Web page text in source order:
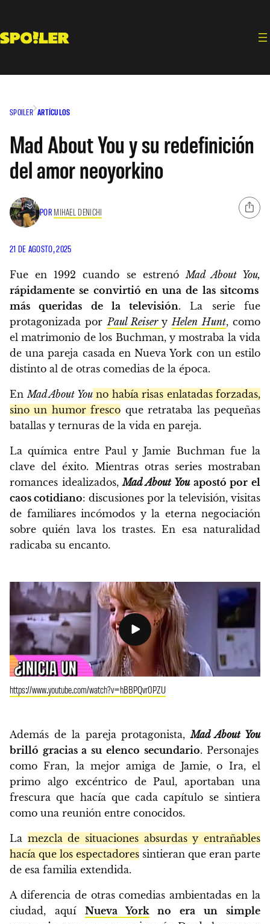
contenido
SPOILER ARTÍCULOS
Mad About You y su redefinición
del amor neoyorkino
POR MIHAEL DENICHI
21 DE AGOSTO, 2025
Fue en 1992 cuando se estrenóMad About You,
rápidamente se convirtió en una de las sitcoms
más queridas de la televisión. La serie fue
protagonizada porPaul ReiseryHelen Hunt, como
el matrimonio de los Buchman, y mostraba la vida
de una pareja casada en Nueva York con un estilo
distinto al de otras comedias de la época.
EnMad About Youno había risas enlatadas forzadas,
sino un humor fresco que retrataba las pequeñas
batallas y ternuras de la vida en pareja.
La química entre Paul y Jamie Buchman fue la
clave del éxito. Mientras otras series mostraban
romances idealizados,Mad About Youapostó por el
caos cotidiano: discusiones por la televisión, visitas
de familiares incómodos y la eterna negociación
sobre quién lava los trastes. En esa naturalidad
radicaba su encanto.
https://www.youtube.com/watch?v=hBBPQvr0PZU
Además de la pareja protagonista,Mad About You
brilló gracias a su elenco secundario. Personajes
como Fran, la mejor amiga de Jamie, o Ira, el
primo algo excéntrico de Paul, aportaban una
frescura que hacía que cada capítulo se sintiera
como una reunión entre conocidos.
La mezcla de situaciones absurdas y entrañables
hacía que los espectadores sintieran que eran parte
de esa familia extendida.
A diferencia de otras comedias ambientadas en la
ciudad, aquí Nueva Yorkno era un simple